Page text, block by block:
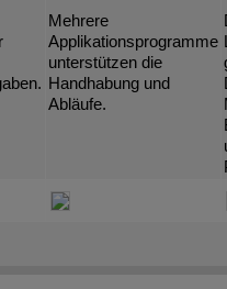
Mehrere
Applikationsprogramme
unterstützen die
Handhabung und
Abläufe.